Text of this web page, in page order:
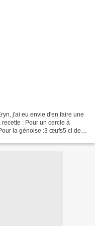
j'ai eu envie d'en faire une
: Pour un cercle à
la génoise :3 œufs5 cl de